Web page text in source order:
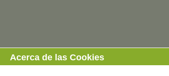
Acerca de las Cookies